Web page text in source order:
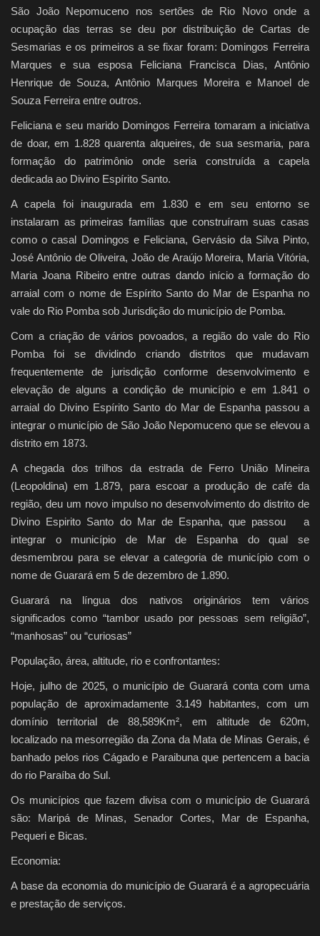
São João Nepomuceno nos sertões de Rio Novo onde a
ocupação das terras se deu por distribuição de Cartas de
Sesmarias e os primeiros a se fixar foram: Domingos Ferreira
Marques e sua esposa Feliciana Francisca Dias, Antônio
Henrique de Souza, Antônio Marques Moreira e Manoel de
Souza Ferreira entre outros.
Feliciana e seu marido Domingos Ferreira tomaram a iniciativa
de doar, em 1.828 quarenta alqueires, de sua sesmaria, para
formação do patrimônio onde seria construída a capela
dedicada ao Divino Espírito Santo.
A capela foi inaugurada em 1.830 e em seu entorno se
instalaram as primeiras famílias que construíram suas casas
como o casal Domingos e Feliciana, Gervásio da Silva Pinto,
José Antônio de Oliveira, João de Araújo Moreira, Maria Vitória,
Maria Joana Ribeiro entre outras dando início a formação do
arraial com o nome de Espírito Santo do Mar de Espanha no
vale do Rio Pomba sob Jurisdição do município de Pomba.
Com a criação de vários povoados, a região do vale do Rio
Pomba foi se dividindo criando distritos que mudavam
frequentemente de jurisdição conforme desenvolvimento e
elevação de alguns a condição de município e em 1.841 o
arraial do Divino Espírito Santo do Mar de Espanha passou a
integrar o município de São João Nepomuceno que se elevou a
distrito em 1873.
A chegada dos trilhos da estrada de Ferro União Mineira
(Leopoldina) em 1.879, para escoar a produção de café da
região, deu um novo impulso no desenvolvimento do distrito de
Divino Espirito Santo do Mar de Espanha, que passou a
integrar o município de Mar de Espanha do qual se
desmembrou para se elevar a categoria de município com o
nome de Guarará em 5 de dezembro de 1.890.
Guarará na língua dos nativos originários tem vários
significados como “tambor usado por pessoas sem religião”,
“manhosas” ou “curiosas”
População, área, altitude, rio e confrontantes:
Hoje, julho de 2025, o município de Guarará conta com uma
população de aproximadamente 3.149 habitantes, com um
domínio territorial de 88,589Km², em altitude de 620m,
localizado na mesorregião da Zona da Mata de Minas Gerais, é
banhado pelos rios Cágado e Paraibuna que pertencem a bacia
do rio Paraíba do Sul.
Os municípios que fazem divisa com o município de Guarará
são: Maripá de Minas, Senador Cortes, Mar de Espanha,
Pequeri e Bicas.
Economia:
A base da economia do município de Guarará é a agropecuária
e prestação de serviços.